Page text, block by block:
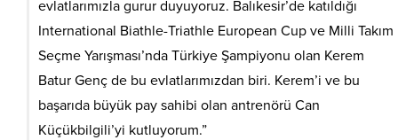
evlatlarımızla gurur duyuyoruz. Balıkesir’de katıldığı
International Biathle-Triathle European Cup ve Milli Takım
Seçme Yarışması’nda Türkiye Şampiyonu olan Kerem
Batur Genç de bu evlatlarımızdan biri. Kerem’i ve bu
başarıda büyük pay sahibi olan antrenörü Can
Küçükbilgili’yi kutluyorum.”